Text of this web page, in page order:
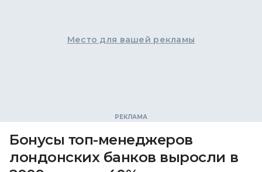
Место для вашей рекламы
Бонусы топ-менеджеров
лондонских банков выросли в